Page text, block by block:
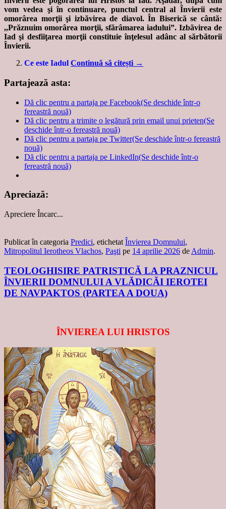
vom vedea şi în continuare, punctul central al Învierii este
omorârea morţii şi izbăvirea de diavol. În Biserică se cântă:
,,Prăznuim omorârea morţii, sfărâmarea iadului”. Izbăvirea de
Iad şi desfiiţarea morţii constituie înţelesul adânc al sărbătorii
Învierii.
Ce este Iadul Continuă să citești →
Partajează asta:
Dă clic pentru a partaja pe Facebook(Se deschide într-o
fereastră nouă)
Dă clic pentru a trimite o legătură prin email unui prieten(Se
deschide într-o fereastră nouă)
Dă clic pentru a partaja pe Twitter(Se deschide într-o fereastră
nouă)
Dă clic pentru a partaja pe LinkedIn(Se deschide într-o
fereastră nouă)
Apreciază:
Apreciere Încarc...
Publicat în categoria Predici, etichetat Învierea Domnului,
Mitropolitul Ierotheos Vlachos, Paşti pe 14 aprilie 2026 de Admin.
TEOLOGHISIRE PATRISTICĂ LA PRAZNICUL
ÎNVIERII DOMNULUI A VLĂDICĂI IEROTEI
DE NAVPAKTOS (PARTEA A DOUA)
ÎNVIEREA LUI HRISTOS